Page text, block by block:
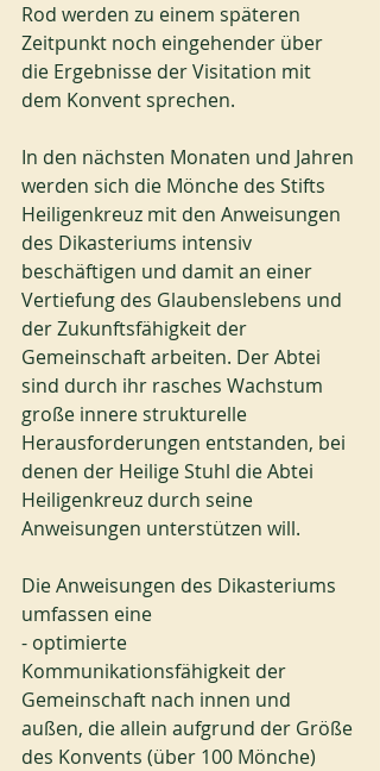
Rod werden zu einem späteren
Zeitpunkt noch eingehender über
die Ergebnisse der Visitation mit
dem Konvent sprechen.
In den nächsten Monaten und Jahren
werden sich die Mönche des Stifts
Heiligenkreuz mit den Anweisungen
des Dikasteriums intensiv
beschäftigen und damit an einer
Vertiefung des Glaubenslebens und
der Zukunftsfähigkeit der
Gemeinschaft arbeiten. Der Abtei
sind durch ihr rasches Wachstum
große innere strukturelle
Herausforderungen entstanden, bei
denen der Heilige Stuhl die Abtei
Heiligenkreuz durch seine
Anweisungen unterstützen will.
Die Anweisungen des Dikasteriums
umfassen eine
- optimierte
Kommunikationsfähigkeit der
Gemeinschaft nach innen und
außen, die allein aufgrund der Größe
des Konvents (über 100 Mönche)